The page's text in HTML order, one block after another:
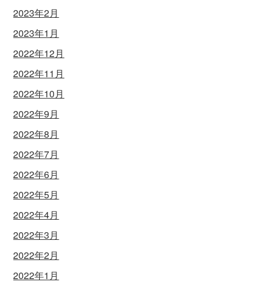
2023年2月
2023年1月
2022年12月
2022年11月
2022年10月
2022年9月
2022年8月
2022年7月
2022年6月
2022年5月
2022年4月
2022年3月
2022年2月
2022年1月